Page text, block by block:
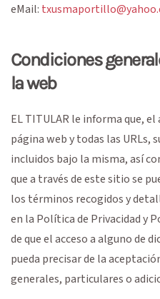
eMail:
Condiciones
la web
EL TITULAR le informa que,
página web y todas las URLs,
incluidos bajo la misma, así
que a través de este sitio se
los términos recogidos y
en la Política de Privacidad y
de que el acceso a alguno de
pueda precisar de la
generales, particulares o